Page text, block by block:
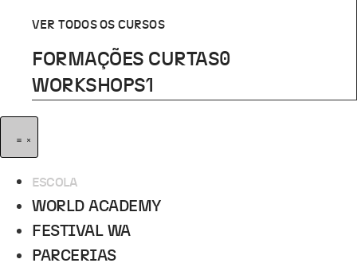
VER TODOS OS CURSOS
FORMAÇÕES CURTAS0
WORKSHOPS1
ESCOLA
WORLD ACADEMY
FESTIVAL WA
PARCERIAS